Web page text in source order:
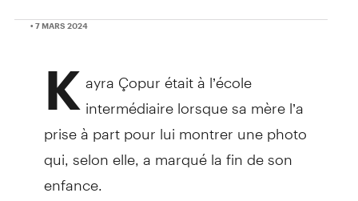
• 7 MARS 2024
K ayra Çopur était à l’école
intermédiaire lorsque sa mère l’a
prise à part pour lui montrer une photo
qui, selon elle, a marqué la fin de son
enfance.